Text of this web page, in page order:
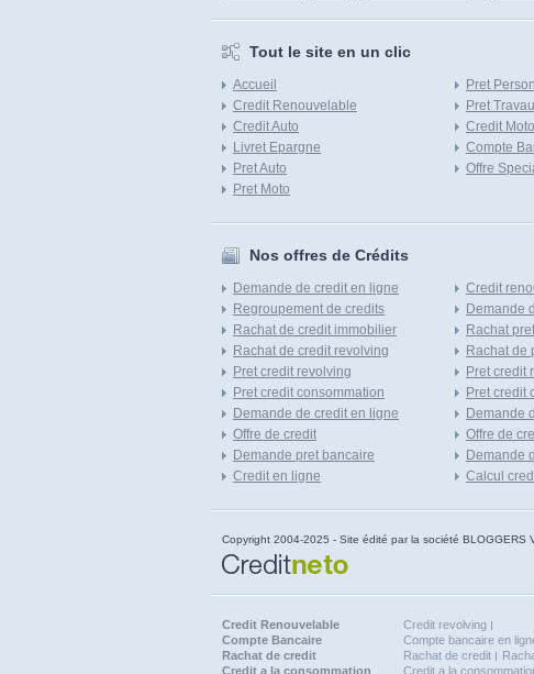
Tout le site en un clic
Accueil
Credit Renouvelable
Credit Auto
Livret Epargne
Pret Auto
Pret Moto
Pret
Pret
Credit Moto
Compte
Offre
Nos offres de Crédits
Demande de credit en ligne
Regroupement de credits
Rachat de credit immobilier
Rachat de credit revolving
Pret credit revolving
Pret credit consommation
Demande de credit en ligne
Offre de credit
Demande pret bancaire
Credit en ligne
Credit
Demande
Rachat
Rachat de
Pret credit
Pret credit
Demande
Offre de
Demande
Calcul
Copyright 2004-2025 - Site édité par la société BLOGGERS
Credit Renouvelable
Credit revolving
Compte Bancaire
Compte bancaire en
Rachat de credit
Rachat de credit
Credit a la consommation
Credit a la